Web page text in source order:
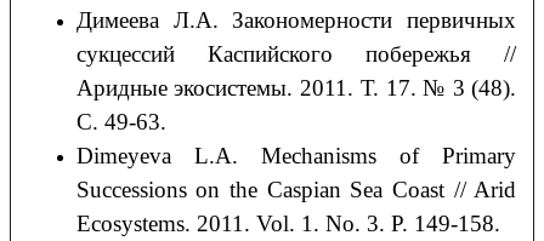
Димеева Л.А. Закономерности первичных
сукцессий Каспийского побережья //
Аридные экосистемы. 2011. Т. 17. № 3 (48).
С. 49-63.
Dimeyeva L.A. Mechanisms of Primary
Successions on the Caspian Sea Coast // Arid
Ecosystems. 2011. Vol. 1. No. 3. P. 149-158.